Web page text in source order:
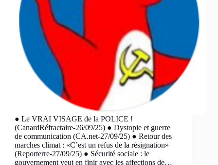
● Le VRAI VISAGE de la POLICE !
(CanardRéfractaire-26/09/25) ● Dystopie et guerre
de communication (CA.net-27/09/25) ● Retour des
marches climat : «C’est un refus de la résignation»
(Reporterre-27/09/25) ● Sécurité sociale : le
gouvernement veut en finir avec les affections de…